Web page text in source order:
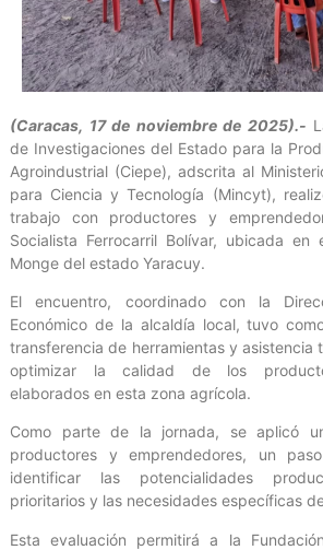
(Caracas, 17 de noviembre de 2025).-
de Investigaciones del Estado para la
Agroindustrial (Ciepe), adscrita al
para Ciencia y Tecnología (Mincyt),
trabajo con productores y
Socialista Ferrocarril Bolívar, ubicada en
Monge del estado Yaracuy.
El encuentro, coordinado con la
Económico de la alcaldía local, tuvo
transferencia de herramientas y asistencia
optimizar la calidad de los
elaborados en esta zona agrícola.
Como parte de la jornada, se aplicó
productores y emprendedores, un
identificar las potencialidades
prioritarios y las necesidades específicas
Esta evaluación permitirá a la